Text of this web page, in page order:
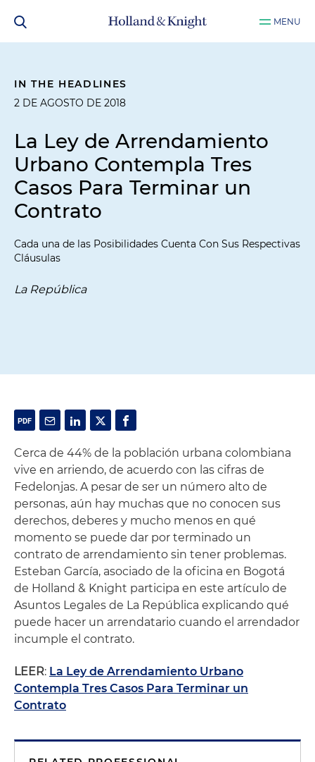
MENU
IN THE HEADLINES
2 DE AGOSTO DE 2018
La Ley de Arrendamiento
Urbano Contempla Tres
Casos Para Terminar un
Contrato
Cada una de las Posibilidades Cuenta Con Sus Respectivas
Cláusulas
La República
Cerca de 44% de la población urbana colombiana
vive en arriendo, de acuerdo con las cifras de
Fedelonjas. A pesar de ser un número alto de
personas, aún hay muchas que no conocen sus
derechos, deberes y mucho menos en qué
momento se puede dar por terminado un
contrato de arrendamiento sin tener problemas.
Esteban García, asociado de la oficina en Bogotá
de Holland & Knight participa en este artículo de
Asuntos Legales de La República explicando qué
puede hacer un arrendatario cuando el arrendador
incumple el contrato.
LEER: La Ley de Arrendamiento Urbano
Contempla Tres Casos Para Terminar un
Contrato